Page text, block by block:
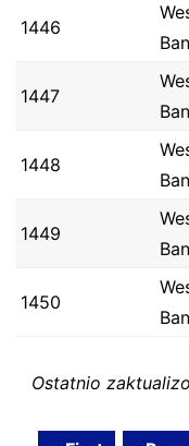
1446
1447
1448
1449
1450
Ostatnio